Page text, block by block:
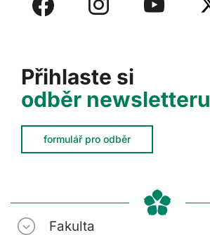
Přihlaste si
odběr newsletteru
formulář pro odběr
Fakulta